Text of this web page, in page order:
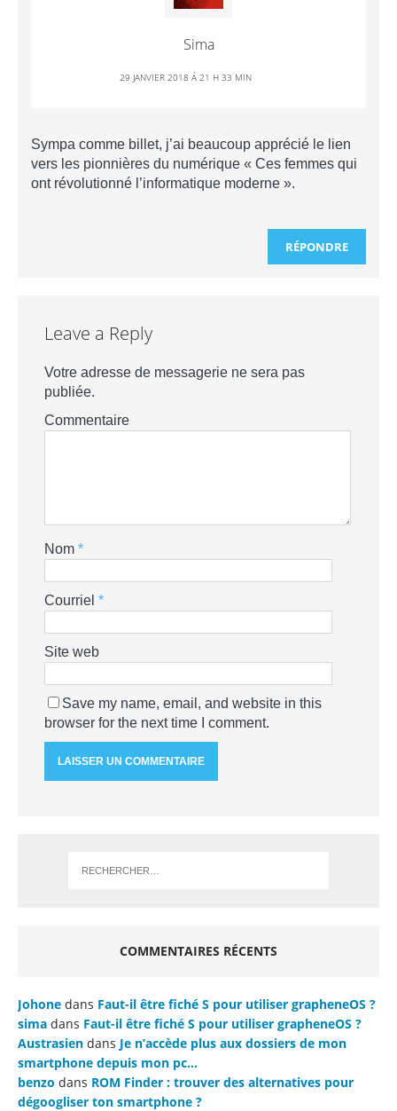
Sima
29 JANVIER 2018 Á 21 H 33 MIN
Sympa comme billet, j’ai beaucoup apprécié le lien
vers les pionnières du numérique « Ces femmes qui
ont révolutionné l’informatique moderne ».
RÉPONDRE
Leave a Reply
Votre adresse de messagerie ne sera pas
publiée.
Commentaire
Nom *
Courriel *
Site web
Save my name, email, and website in this
browser for the next time I comment.
COMMENTAIRES RÉCENTS
Johone dans Faut-il être fiché S pour utiliser grapheneOS ?
sima dans Faut-il être fiché S pour utiliser grapheneOS ?
Austrasien dans Je n’accède plus aux dossiers de mon
smartphone depuis mon pc…
benzo dans ROM Finder : trouver des alternatives pour
dégoogliser ton smartphone ?